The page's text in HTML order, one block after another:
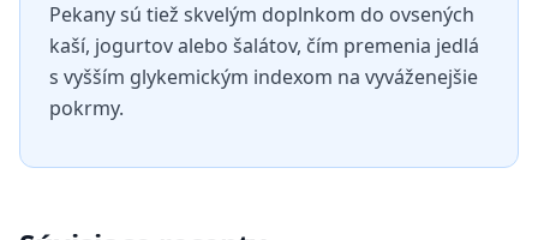
Pekany sú tiež skvelým doplnkom do ovsených
kaší, jogurtov alebo šalátov, čím premenia jedlá
s vyšším glykemickým indexom na vyváženejšie
pokrmy.